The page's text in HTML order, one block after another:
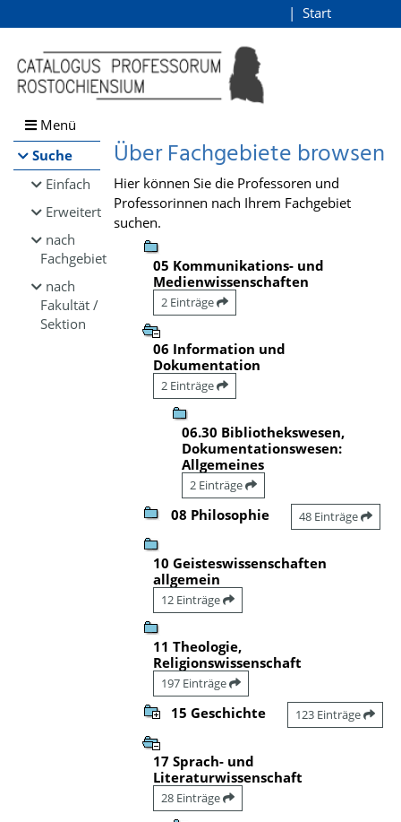
Browsen
direkt zum Inhalt
Start
Menü
Suche
Einfach
Erweitert
nach
Fachgebiet
nach
Fakultät /
Sektion
Über Fachgebiete browsen
Hier können Sie die Professoren und
Professorinnen nach Ihrem Fachgebiet
suchen.
05 Kommunikations- und
Medienwissenschaften
2 Einträge
06 Information und
Dokumentation
2 Einträge
06.30 Bibliothekswesen,
Dokumentationswesen:
Allgemeines
2 Einträge
08 Philosophie 48 Einträge
10 Geisteswissenschaften
allgemein
12 Einträge
11 Theologie,
Religionswissenschaft
197 Einträge
15 Geschichte 123 Einträge
17 Sprach- und
Literaturwissenschaft
28 Einträge